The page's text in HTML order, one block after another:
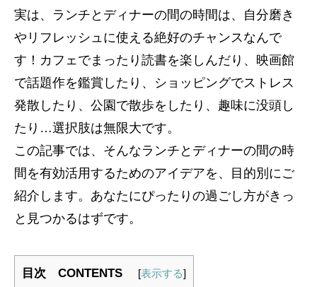
実は、ランチとディナーの間の時間は、自分磨き
やリフレッシュに使える絶好のチャンスなんで
す！カフェでまったり読書を楽しんだり、映画館
で話題作を鑑賞したり、ショッピングでストレス
発散したり、公園で散歩をしたり、趣味に没頭し
たり…選択肢は無限大です。
この記事では、そんなランチとディナーの間の時
間を有効活用するためのアイデアを、目的別にご
紹介します。あなたにぴったりの過ごし方がきっ
と見つかるはずです。
目次 CONTENTS [表示する]